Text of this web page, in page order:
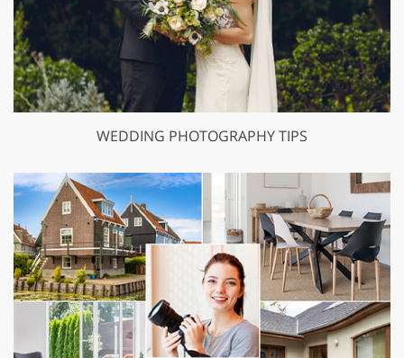
WEDDING PHOTOGRAPHY TIPS